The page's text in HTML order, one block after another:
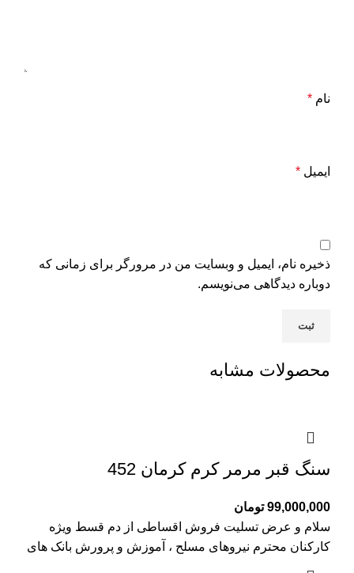
نام *
ایمیل *
ذخیره نام، ایمیل و وبسایت من در مرورگر برای زمانی که
دوباره دیدگاهی می‌نویسم.
محصولات مشابه
سنگ قبر مرمر کرم کرمان 452
99,000,000 تومان
سلام و عرض تسلیت فروش اقساطی از دم قسط ویژه
کارکنان محترم نیروهای مسلح ، آموزش و پرورش بانک های